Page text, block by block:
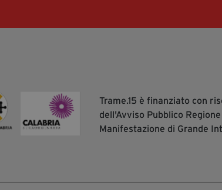
Trame.15 è finanziato con
dell'Avviso Pubblico
Manifestazione di Grande